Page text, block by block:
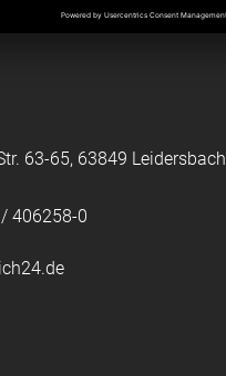
63-65, 63849 Leidersbach
406258-0